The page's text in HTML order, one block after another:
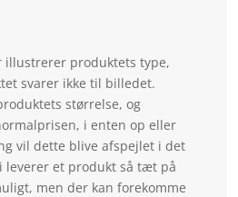
produktets type,
svarer ikke til billedet.
størrelse, og
i enten op eller
vil dette blive afspejlet i det
leverer et produkt så tæt på
men der kan forekomme